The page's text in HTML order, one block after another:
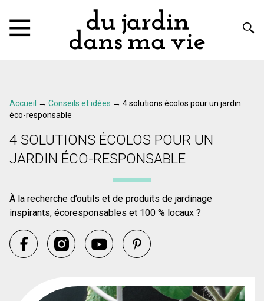
Accueil → Conseils et idées → 4 solutions écolos pour un jardin
éco-responsable
4 SOLUTIONS ÉCOLOS POUR UN
JARDIN ÉCO-RESPONSABLE
À la recherche d’outils et de produits de jardinage
inspirants, écoresponsables et 100 % locaux ?